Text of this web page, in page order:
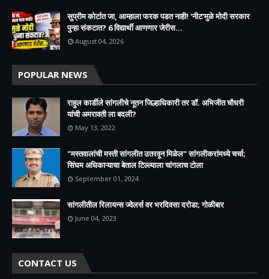
सुप्रीम कोर्टात जा, आम्हाला फरक पडत नाही! 'नीट'मुळे मोदी सरकार
पुन्हा संकटात? 6 विद्यार्थी आणणार जेरीस...
August 04, 2026
POPULAR NEWS
राहुल कार्डीले सांगलीचे नूतन जिल्हाधिकारी तर डॉ. अभिजीत चौधरी
यांची अमरावती ला बदली?
May 13, 2022
"मस्तवालांची मस्ती सांगलीत उतरवून मिळेल" सांगलीकरांमध्ये चर्चा;
सिंघम अधिकाऱ्याचा बेताल टिल्ल्याला चांगलाच टोला
September 01, 2024
सांगलीतील रिलायन्स ज्वेलर्स वर भरदिवसा दरोडा; गोळीबार
June 04, 2023
CONTACT US